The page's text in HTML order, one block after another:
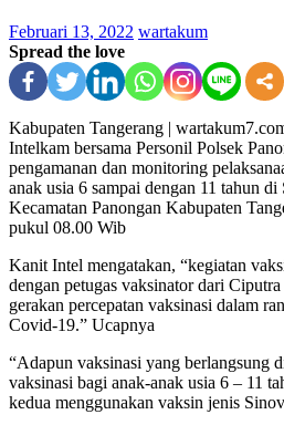
Februari 13, 2022 wartakum
Spread the love
Kabupaten Tangerang |
Intelkam bersama Personil Polsek
pengamanan dan monitoring
anak usia 6 sampai dengan 11 tahun
Kecamatan Panongan Kabupaten
pukul 08.00 Wib
Kanit Intel mengatakan, “kegiatan
dengan petugas vaksinator dari
gerakan percepatan vaksinasi dalam
Covid-19.” Ucapnya
“Adapun vaksinasi yang berlangsung
vaksinasi bagi anak-anak usia 6 – 11
kedua menggunakan vaksin jenis